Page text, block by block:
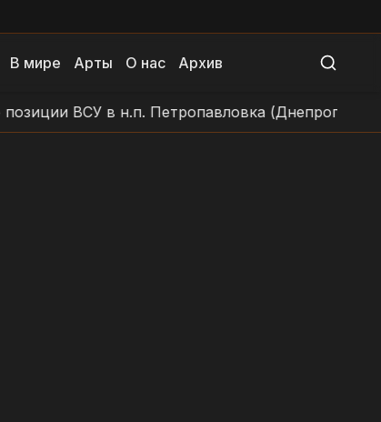
В мире Арты О нас Архив
ВСУ в н.п. Петропавловка (Днепропетровская